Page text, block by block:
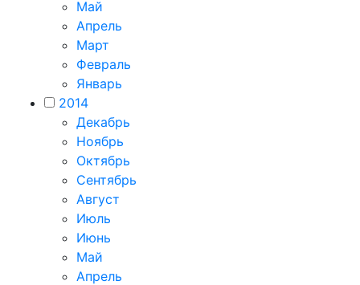
Май
Апрель
Март
Февраль
Январь
2014
Декабрь
Ноябрь
Октябрь
Сентябрь
Август
Июль
Июнь
Май
Апрель